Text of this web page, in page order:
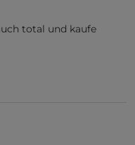
total und kaufe